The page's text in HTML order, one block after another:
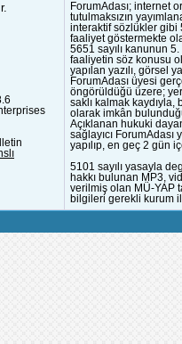
ForumAdası; internet
tutulmaksızın
interaktif sözlükler gibi
faaliyet göstermekte
5651 sayılı kanunun
faaliyetin söz konusu
yapılan yazılı, görsel
ForumAdası üyesi
öngörüldüğü üzere;
saklı kalmak
olarak imkân
Açıklanan hukuki
sağlayıcı
yapılıp, en geç 2 gün
5101 sayılı yasayla
hakkı bulunan MP3,
verilmiş olan MÜ-YAP
bilgileri gerekli kurum